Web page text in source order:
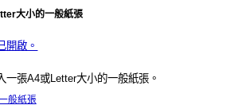
大小的一般紙張
開啟。
一張A4或Letter大小的一般紙張。
般紙張